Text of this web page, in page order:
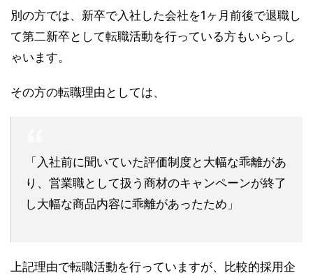
別の方では、新卒で入社した会社を1ヶ月前後で退職し
て第二新卒として転職活動を行っている方もいらっし
ゃいます。
その方の転職理由としては、
「入社前に聞いていた評価制度と大幅な乖離があ
り、営業職として扱う商材のキャンペーンが終了
し大幅な商品内容に乖離があったため」
上記理由で転職活動を行っていますが、比較的採用企